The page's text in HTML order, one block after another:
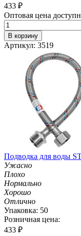
433 ₽
Оптовая цена
В корзину
Артикул: 3519
Подводка для воды
Ужасно
Плохо
Нормально
Хорошо
Отлично
Упаковка: 50
Розничная цена:
433 ₽